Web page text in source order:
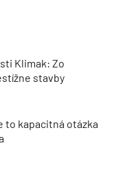
Klimak: Zo
stavby
to kapacitná otázka